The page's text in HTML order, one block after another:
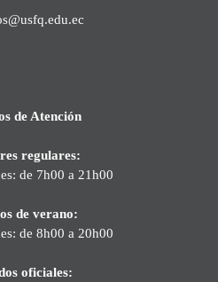
de Atención
regulares:
de 7h00 a 21h00
de verano:
de 8h00 a 20h00
oficiales: